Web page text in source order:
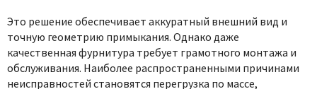
Это решение обеспечивает аккуратный внешний вид и
точную геометрию примыкания. Однако даже
качественная фурнитура требует грамотного монтажа и
обслуживания. Наиболее распространенными причинами
неисправностей становятся перегрузка по массе,